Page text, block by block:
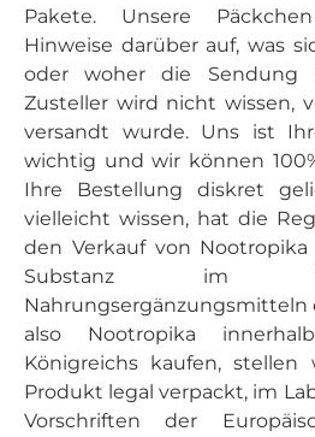
Pakete. Unsere
Hinweise darüber auf, was
oder woher die Sendung
Zusteller wird nicht wissen,
versandt wurde. Uns ist
wichtig und wir können
Ihre Bestellung diskret
vielleicht wissen, hat die
den Verkauf von
Substanz im
Nahrungsergänzungsmitteln
also Nootropika
Königreichs kaufen, stellen
Produkt legal verpackt, im
Vorschriften der